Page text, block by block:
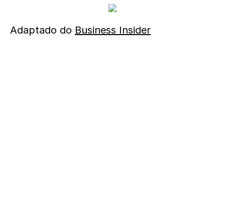
Adaptado do Business Insider